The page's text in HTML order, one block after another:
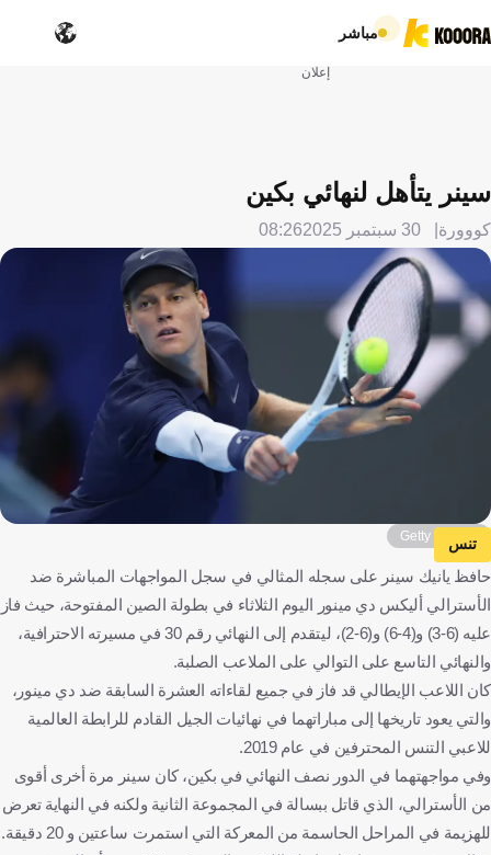
مباشر
إعلان
سينر يتأهل لنهائي بكين
كووورة 30 سبتمبر 2025 08:26
Getty Images
تنس
حافظ يانيك سينر على سجله المثالي في سجل المواجهات المباشرة ضد
الأسترالي أليكس دي مينور اليوم الثلاثاء في بطولة الصين المفتوحة، حيث فاز
عليه (6-3) و(4-6) و(6-2)، ليتقدم إلى النهائي رقم 30 في مسيرته الاحترافية،
والنهائي التاسع على التوالي على الملاعب الصلبة.
كان اللاعب الإيطالي قد فاز في جميع لقاءاته العشرة السابقة ضد دي مينور،
والتي يعود تاريخها إلى مباراتهما في نهائيات الجيل القادم للرابطة العالمية
للاعبي التنس المحترفين في عام 2019.
وفي مواجهتهما في الدور نصف النهائي في بكين، كان سينر مرة أخرى أقوى
من الأسترالي، الذي قاتل ببسالة في المجموعة الثانية ولكنه في النهاية تعرض
للهزيمة في المراحل الحاسمة من المعركة التي استمرت ساعتين و 20 دقيقة.